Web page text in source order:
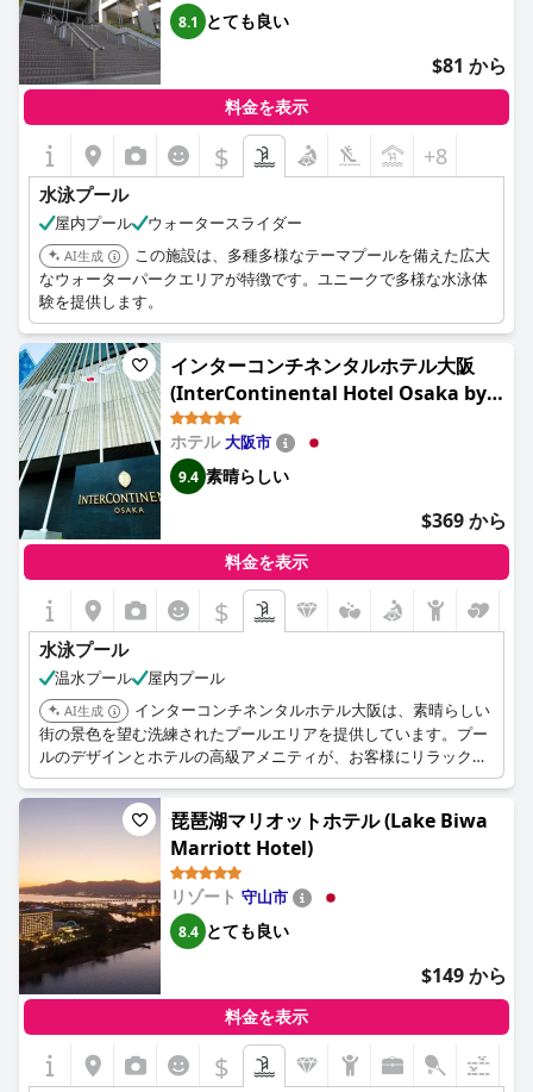
8.1 とても良い
$81 から
料金を表示
$ +8
水泳プール
屋内プール ウォータースライダー
AI生成
この施設は、多種多様なテーマプールを備えた広大
なウォーターパークエリアが特徴です。ユニークで多様な水泳体
験を提供します。
インターコンチネンタルホテル大阪
(InterContinental Hotel Osaka by
IHG)
ホテル大阪市
9.4 素晴らしい
$369 から
料金を表示
$
水泳プール
温水プール 屋内プール
AI生成
インターコンチネンタルホテル大阪は、素晴らしい
街の景色を望む洗練されたプールエリアを提供しています。プー
ルのデザインとホテルの高級アメニティが、お客様にリラックス
した贅沢な環境を創り出します。
琵琶湖マリオットホテル (Lake Biwa
Marriott Hotel)
リゾート 守山市
8.4 とても良い
$149 から
料金を表示
$